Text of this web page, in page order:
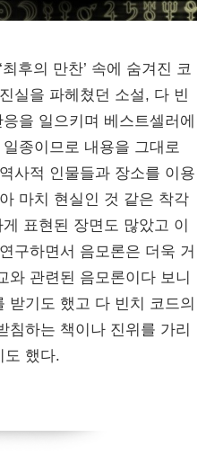
후의 만찬’ 속에 숨겨진 코
실을 파헤쳤던 소설, 다 빈
을 일으키며 베스트셀러에
종이므로 내용을 그대로
사적 인물들과 장소를 이용
마치 현실인 것 같은 착각
표현된 장면도 많았고 이
구하면서 음모론은 더욱 거
와 관련된 음모론이다 보니
받기도 했고 다 빈치 코드의
침하는 책이나 진위를 가리
도 했다.